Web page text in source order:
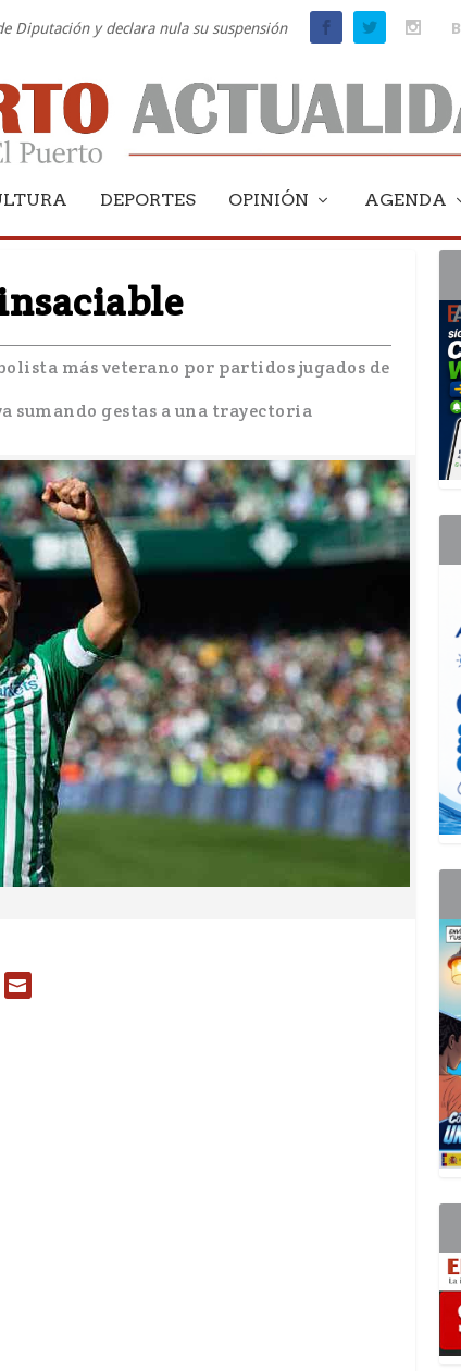
Diputación y declara nula su suspensión
DEPORTES OPINIÓN AGENDA
más veterano por partidos jugados de
sumando gestas a una trayectoria